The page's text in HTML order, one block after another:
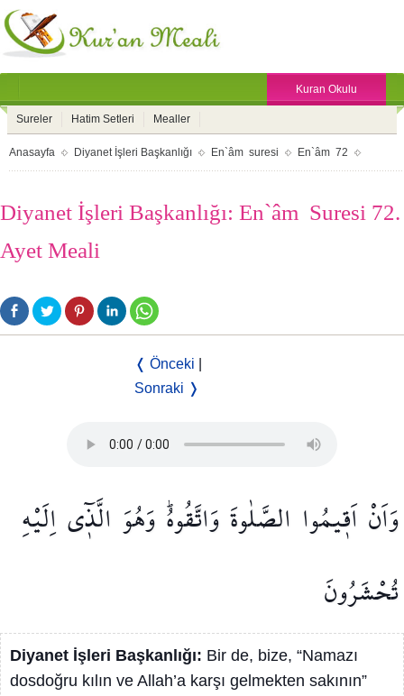
Kuran Okulu
Sureler Hatim Setleri Mealler
Anasayfa Diyanet İşleri Başkanlığı En`âm suresi En`âm 72
Diyanet İşleri Başkanlığı: En`âm Suresi 72.
Ayet Meali
❬ Önceki
Sonraki ❭
وَاَنْاَق۪يمُوا الصَّلٰوةَوَاتَّقُوهُۜ وَهُوَ الَّذ۪ٓياِلَيْهِ
تُحْشَرُونَ
Diyanet İşleri Başkanlığı: Bir de, bize, “Namazı
dosdoğru kılın ve Allah’a karşı gelmekten sakının”